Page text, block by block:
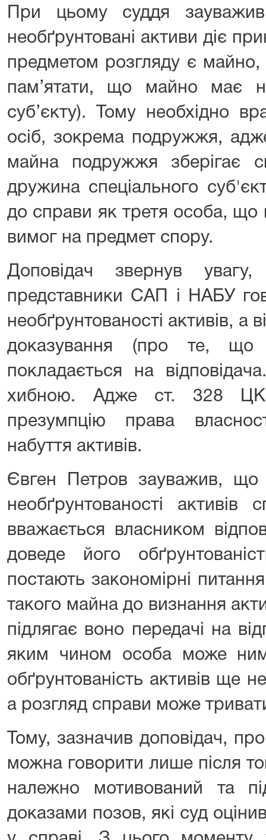
При цьому суддя
необґрунтовані активи діє
предметом розгляду є
пам’ятати, що майно має
суб’єкту). Тому необхідно
осіб, зокрема подружжя,
майна подружжя зберігає
дружина спеціального
до справи як третя особа, що
вимог на предмет спору.
Доповідач звернув
представники САП і НАБУ
необґрунтованості активів, а
доказування (про те, що
покладається на
хибною. Адже ст. 328 ЦК
презумпцію права
набуття активів.
Євген Петров зауважив, що
необґрунтованості активів
вважається власником
доведе його
постають закономірні
такого майна до визнання
підлягає воно передачі на
яким чином особа може
обґрунтованість активів ще
а розгляд справи може
Тому, зазначив доповідач,
можна говорити лише після
належно мотивований та
доказами позов, які суд